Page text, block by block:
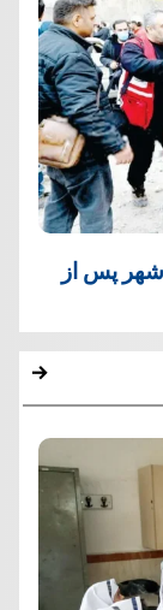
پس از